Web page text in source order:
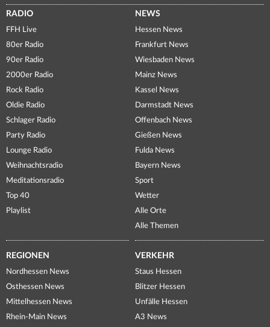
RADIO
FFH Live
80er Radio
90er Radio
2000er Radio
Rock Radio
Oldie Radio
Schlager Radio
Party Radio
Lounge Radio
Weihnachtsradio
Meditationsradio
Top 40
Playlist
NEWS
Hessen News
Frankfurt News
Wiesbaden News
Mainz News
Kassel News
Darmstadt News
Offenbach News
Gießen News
Fulda News
Bayern News
Sport
Wetter
Alle Orte
Alle Themen
REGIONEN
Nordhessen News
Osthessen News
Mittelhessen News
Rhein-Main News
VERKEHR
Staus Hessen
Blitzer Hessen
Unfälle Hessen
A3 News